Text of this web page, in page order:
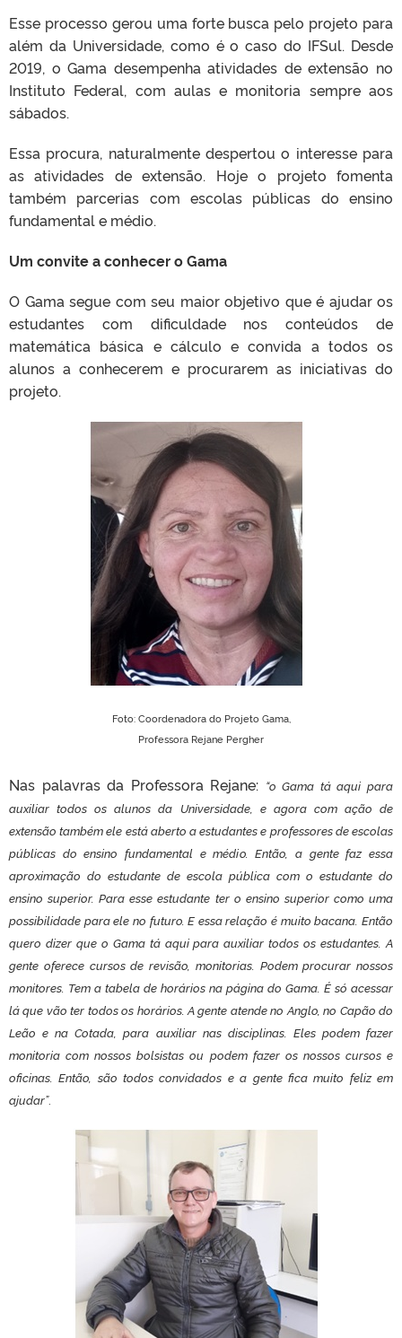
Esse processo gerou uma forte busca pelo projeto para
além da Universidade, como é o caso do IFSul. Desde
2019, o Gama desempenha atividades de extensão no
Instituto Federal, com aulas e monitoria sempre aos
sábados.
Essa procura, naturalmente despertou o interesse para
as atividades de extensão. Hoje o projeto fomenta
também parcerias com escolas públicas do ensino
fundamental e médio.
Um convite a conhecer o Gama
O Gama segue com seu maior objetivo que é ajudar os
estudantes com dificuldade nos conteúdos de
matemática básica e cálculo e convida a todos os
alunos a conhecerem e procurarem as iniciativas do
projeto.
Foto: Coordenadora do Projeto Gama,
Professora Rejane Pergher
Nas palavras da Professora Rejane: “o Gama tá aqui para
auxiliar todos os alunos da Universidade, e agora com ação de
extensão também ele está aberto a estudantes e professores de escolas
públicas do ensino fundamental e médio. Então, a gente faz essa
aproximação do estudante de escola pública com o estudante do
ensino superior. Para esse estudante ter o ensino superior como uma
possibilidade para ele no futuro. E essa relação é muito bacana. Então
quero dizer que o Gama tá aqui para auxiliar todos os estudantes. A
gente oferece cursos de revisão, monitorias. Podem procurar nossos
monitores. Tem a tabela de horários na página do Gama. É só acessar
lá que vão ter todos os horários. A gente atende no Anglo, no Capão do
Leão e na Cotada, para auxiliar nas disciplinas. Eles podem fazer
monitoria com nossos bolsistas ou podem fazer os nossos cursos e
oficinas. Então, são todos convidados e a gente fica muito feliz em
ajudar”.